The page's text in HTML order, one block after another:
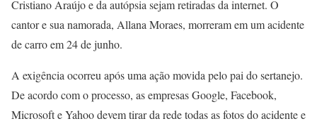
Cristiano Araújo e da autópsia sejam retiradas da internet. O
cantor e sua namorada, Allana Moraes, morreram em um acidente
de carro em 24 de junho.
A exigência ocorreu após uma ação movida pelo pai do sertanejo.
De acordo com o processo, as empresas Google, Facebook,
Microsoft e Yahoo devem tirar da rede todas as fotos do acidente e